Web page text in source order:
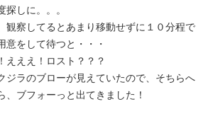
しに。。。
観察してるとあまり移動せずに１０分程で
意をして待つと・・・
えええ！ロスト？？？
ジラのブローが見えていたので、そちらへ
、ブフォーっと出てきました！